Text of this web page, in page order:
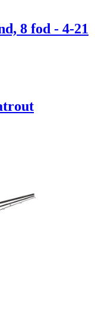
8 fod - 4-21